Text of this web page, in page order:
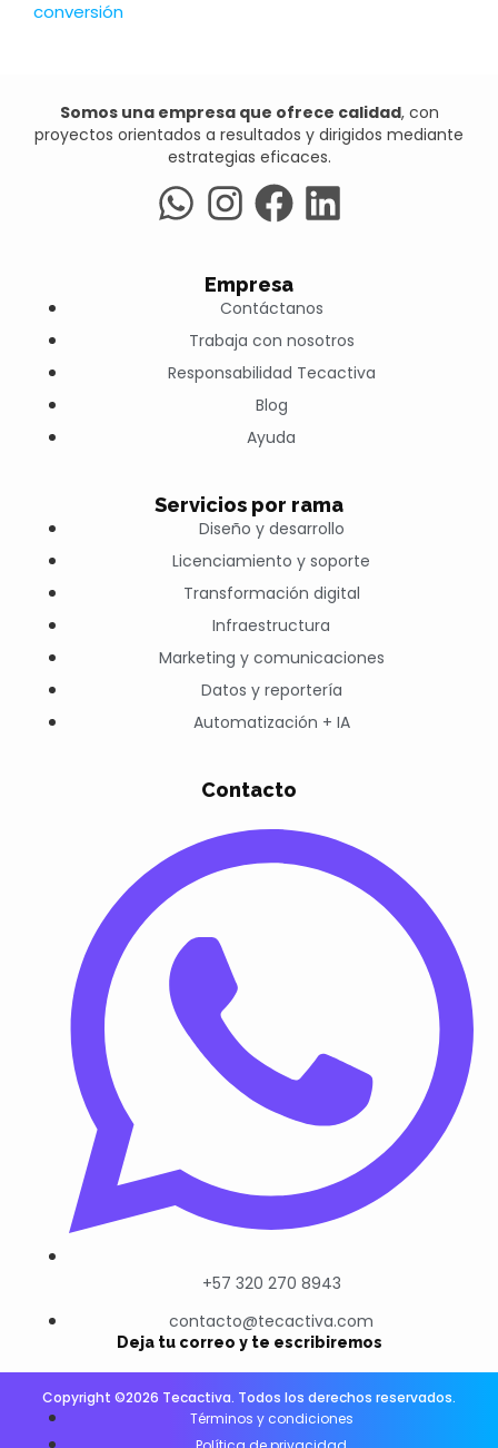
Somos una empresa que ofrece calidad, con
proyectos orientados a resultados y dirigidos mediante
estrategias eficaces.
Empresa
Contáctanos
Trabaja con nosotros
Responsabilidad Tecactiva
Blog
Ayuda
Servicios por rama
Diseño y desarrollo
Licenciamiento y soporte
Transformación digital
Infraestructura
Marketing y comunicaciones
Datos y reportería
Automatización + IA
Contacto
+57 320 270 8943
contacto@tecactiva.com
Deja tu correo y te escribiremos
Copyright ©2026 Tecactiva. Todos los derechos reservados.
Términos y condiciones